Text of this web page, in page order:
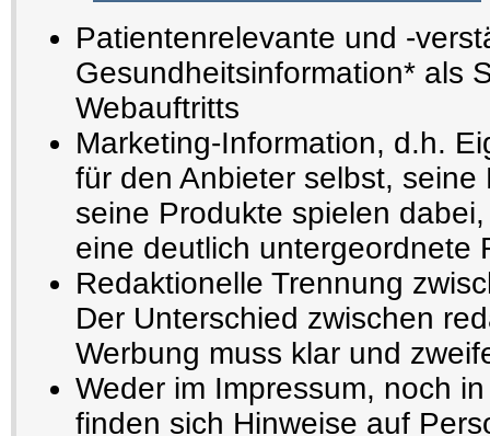
Patientenrelevante und -
Gesundheitsinformation* als
Webauftritts
Marketing-Information, d.h.
für den Anbieter selbst,
seine Produkte spielen
eine deutlich untergeordnete
Redaktionelle Trennung
Der Unterschied zwischen
Werbung muss klar und
Weder im Impressum, noch
finden sich Hinweise auf